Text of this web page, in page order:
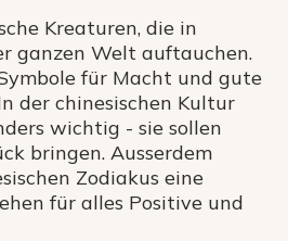
Kreaturen, die in
ganzen Welt auftauchen.
für Macht und gute
der chinesischen Kultur
wichtig - sie sollen
bringen. Ausserdem
Zodiakus eine
für alles Positive und